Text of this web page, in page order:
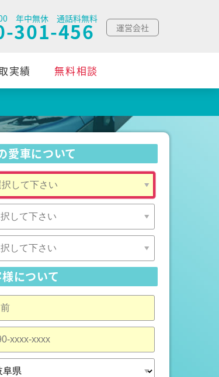
年中無休 通話料無料
301-456 運営会社
実績 無料相談
愛車について
について